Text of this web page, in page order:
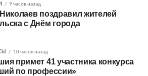
9 часов назад
поздравил жителей
с Днём города
10 часов назад
примет 41 участника конкурса
по профессии»